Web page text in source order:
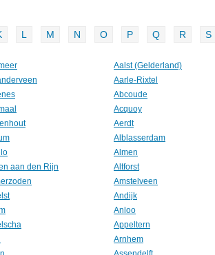
L M N O P Q R S
Aalst (Gelderland)
Aarle-Rixtel
Abcoude
Acquoy
Aerdt
Alblasserdam
Almen
aan den Rijn Altforst
Amstelveen
Andijk
Anloo
Appeltern
Arnhem